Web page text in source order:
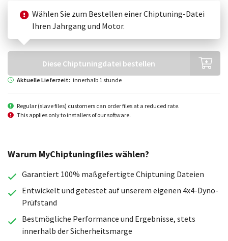
Wählen Sie zum Bestellen einer Chiptuning-Datei
Ihren Jahrgang und Motor.
Diese Chiptuningdatei bestellen
Aktuelle Lieferzeit: innerhalb 1 stunde
Regular (slave files) customers can order files at a reduced rate.
This applies only to installers of our software.
Warum MyChiptuningfiles wählen?
Garantiert 100% maßgefertigte Chiptuning Dateien
Entwickelt und getestet auf unserem eigenen 4x4-Dyno-
Prüfstand
Bestmögliche Performance und Ergebnisse, stets
innerhalb der Sicherheitsmarge